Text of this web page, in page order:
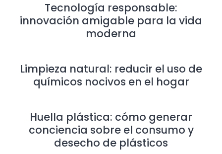
Tecnología responsable:
innovación amigable para la vida
moderna
Limpieza natural: reducir el uso de
químicos nocivos en el hogar
Huella plástica: cómo generar
conciencia sobre el consumo y
desecho de plásticos